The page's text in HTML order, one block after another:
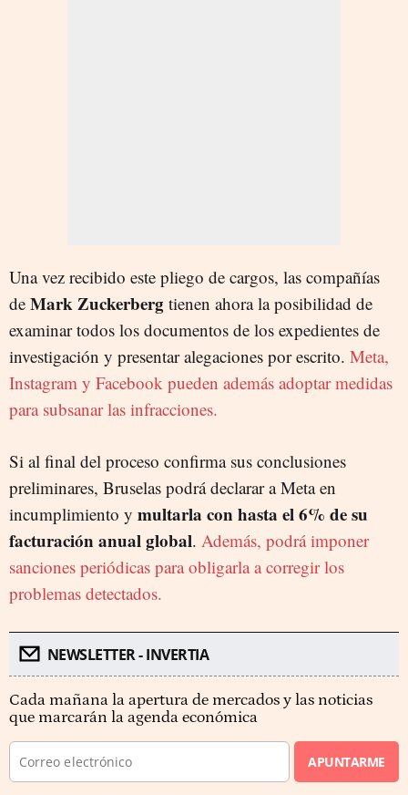
Una vez recibido este pliego de cargos, las compañías
de Mark Zuckerberg tienen ahora la posibilidad de
examinar todos los documentos de los expedientes de
investigación y presentar alegaciones por escrito. Meta,
Instagram y Facebook pueden además adoptar medidas
para subsanar las infracciones.
Si al final del proceso confirma sus conclusiones
preliminares, Bruselas podrá declarar a Meta en
incumplimiento y multarla con hasta el 6% de su
facturación anual global. Además, podrá imponer
sanciones periódicas para obligarla a corregir los
problemas detectados.
NEWSLETTER - INVERTIA
Cada mañana la apertura de mercados y las noticias
que marcarán la agenda económica
APUNTARME